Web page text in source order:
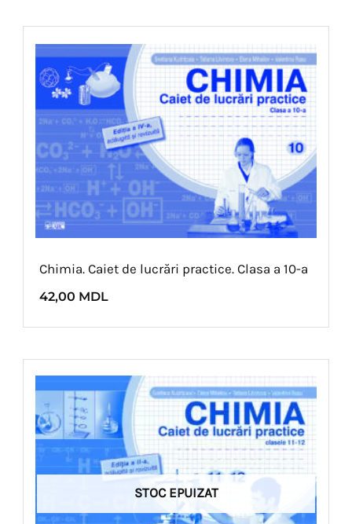
Chimia. Caiet de lucrări practice. Clasa a 10-a
42,00 MDL
STOC EPUIZAT